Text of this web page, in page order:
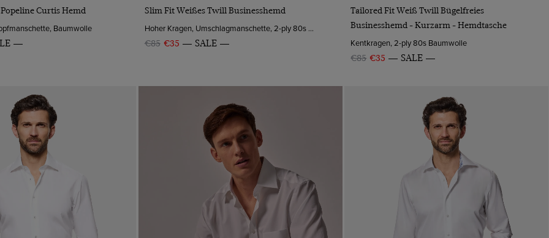
VORSCHAUCurtis Hemd
Baumwolle
VORSCHAU
Slim Fit Weißes Twill Businesshemd
Hoher Kragen, Umschlagmanschette, 2-ply 80s Baumwolle
€85 €35 SALE
VORSCHAU
Tailored Fit Weiß Twill Bügelfreies
Businesshemd - Kurzarm - Hemdtasche
Kentkragen, 2-ply 80s Baumwolle
€85 €35 SALE